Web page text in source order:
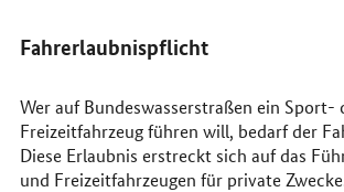
Fahrerlaubnispflicht
Wer auf Bundeswasserstraßen ein Sport-
Freizeitfahrzeug führen will, bedarf der
Diese Erlaubnis erstreckt sich auf das
und Freizeitfahrzeugen für private